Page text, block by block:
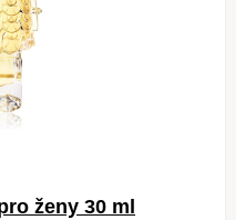
ženy 30 ml